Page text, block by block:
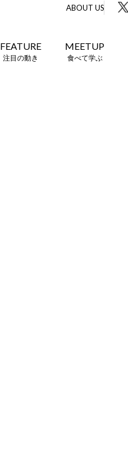
ABOUT US
FEATURE
注目の動き
MEETUP
食べて学ぶ